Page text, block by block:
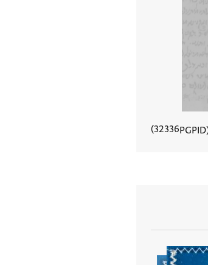
PGPID
32336